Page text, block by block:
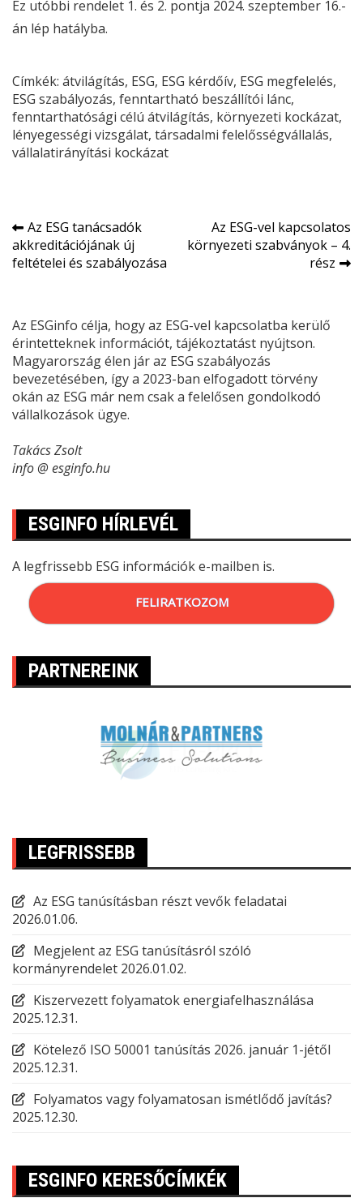
Ez utóbbi rendelet 1. és 2. pontja 2024. szeptember 16.-
án lép hatályba.
Címkék: átvilágítás, ESG, ESG kérdőív, ESG megfelelés
ESG szabályozás, fenntartható beszállítói lánc
fenntarthatósági célú átvilágítás, környezeti kockázat
lényegességi vizsgálat, társadalmi felelősségvállalás
vállalatirányítási kockázat
Bejegyzés
navigáció
Az ESG tanácsadók
akkreditációjának új
feltételei és szabályozása
Az ESG-vel kapcsolatos
környezeti szabványok – 4.
rész
Az ESGinfo célja, hogy az ESG-vel kapcsolatba kerülő
érintetteknek információt, tájékoztatást nyújtson.
Magyarország élen jár az ESG szabályozás
bevezetésében, így a 2023-ban elfogadott törvény
okán az ESG már nem csak a felelősen gondolkodó
vállalkozások ügye.
Takács Zsolt
info @ esginfo.hu
ESGINFO HÍRLEVÉL
A legfrissebb ESG információk e-mailben is.
FELIRATKOZOM
PARTNEREINK
LEGFRISSEBB
Az ESG tanúsításban részt vevők feladatai
2026.01.06.
Megjelent az ESG tanúsításról szóló
kormányrendelet 2026.01.02.
Kiszervezett folyamatok energiafelhasználása
2025.12.31.
Kötelező ISO 50001 tanúsítás 2026. január 1-jétől
2025.12.31.
Folyamatos vagy folyamatosan ismétlődő javítás?
2025.12.30.
ESGINFO KERESŐCÍMKÉK